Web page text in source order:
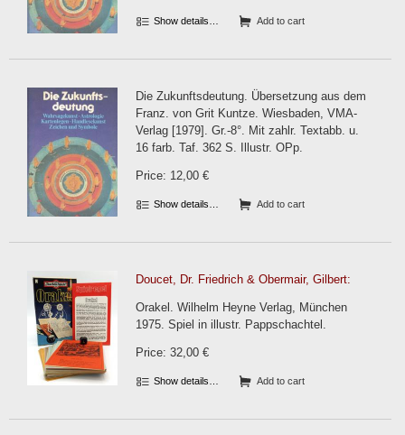
Show details… Add to cart
Die Zukunftsdeutung. Übersetzung aus dem
Franz. von Grit Kuntze. Wiesbaden, VMA-
Verlag [1979]. Gr.-8°. Mit zahlr. Textabb. u.
16 farb. Taf. 362 S. Illustr. OPp.
Price: 12,00 €
Show details… Add to cart
Doucet, Dr. Friedrich & Obermair, Gilbert:
Orakel. Wilhelm Heyne Verlag, München
1975. Spiel in illustr. Pappschachtel.
Price: 32,00 €
Show details… Add to cart